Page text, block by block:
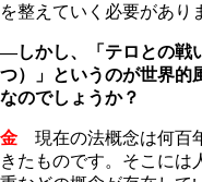
を整えていく必要があり
―しかし、「テロとの戦
つ）」というのが世界的
なのでしょうか？
金 現在の法概念は何百
きたものです。そこには